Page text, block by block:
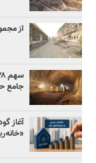
از
جامع
آغاز